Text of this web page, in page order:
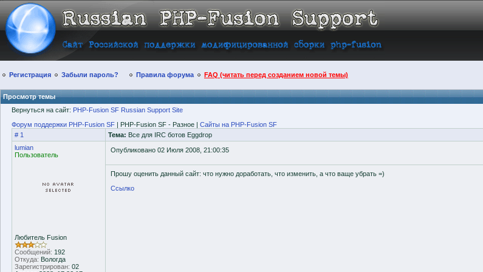
Регистрация Забыли пароль? Правила форума FAQ (читать перед созданием новой темы)
Просмотр темы
Вернуться на сайт: PHP-Fusion SF Russian Support Site
Форум поддержки PHP-Fusion SF| PHP-Fusion SF - Разное | Сайты на PHP-Fusion SF
# 1
Тема: Все для IRC ботов Eggdrop
lumian
Пользователь
Любитель Fusion
Сообщений: 192
Откуда: Вологда
Зарегистрирован: 02
Опубликовано 02 Июля 2008, 21:00:35
Прошу оценить данный сайт: что нужно доработать, что изменить, а что ваще убрать =)
Ссылко